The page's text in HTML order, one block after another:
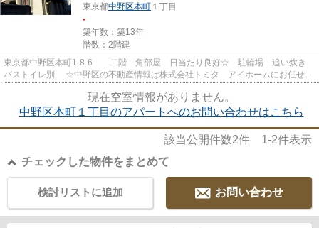
東京都中野区本町 １丁目
-
築年数：築13年
階数：2階建
東京都中野区本町1-8-6 二階 角部屋 日当たり良好☆ 駐輪場 追い炊き
バストイレ別 ☆中野区の不動産情報は株式会社トミタ アイホームにお任せ下
現在空室情報がありません。
中野区本町１丁目のアパートへのお問い合わせはこちら
該当公開件数2件 1-2件表示
チェックした物件をまとめて
お問い合わせ
検討リストに追加